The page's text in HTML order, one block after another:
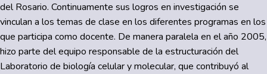
del Rosario. Continuamente sus logros en investigación se
vinculan a los temas de clase en los diferentes programas en los
que participa como docente. De manera paralela en el año 2005,
hizo parte del equipo responsable de la estructuración del
Laboratorio de biología celular y molecular, que contribuyó al